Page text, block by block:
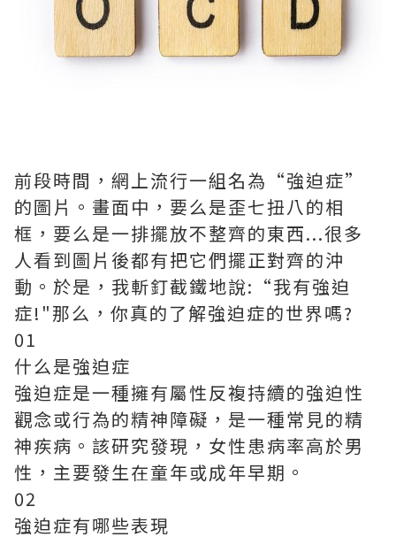
前段時間，網上流行一組名為“強迫症”
的圖片。畫面中，要么是歪七扭八的相
框，要么是一排擺放不整齊的東西...很多
人看到圖片後都有把它們擺正對齊的沖
動。於是，我斬釘截鐵地說:“我有強迫
症!"那么，你真的了解強迫症的世界嗎?
01
什么是強迫症
強迫症是一種擁有屬性反複持續的強迫性
觀念或行為的精神障礙，是一種常見的精
神疾病。該研究發現，女性患病率高於男
性，主要發生在童年或成年早期。
02
強迫症有哪些表現